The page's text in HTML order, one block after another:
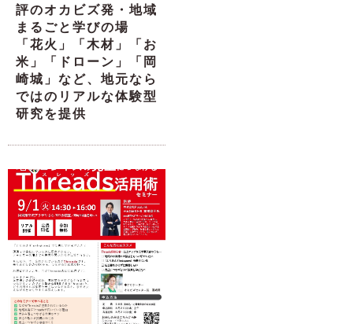
評のオカビズ発・地域
まるごと学びの場
「花火」「木材」「お
米」「ドローン」「岡
崎城」など、地元なら
ではのリアルな体験型
研究を提供